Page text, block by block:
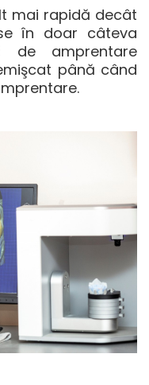
mai rapidă decât
în doar câteva
de amprentare
până când